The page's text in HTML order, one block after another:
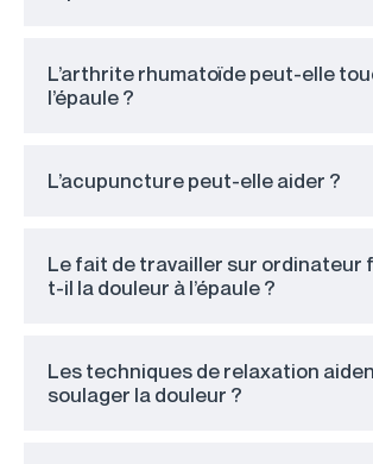
L’arthrite rhumatoïde peut-elle
l’épaule ?
L’acupuncture peut-elle aider ?
Le fait de travailler sur ordinateur
t-il la douleur à l’épaule ?
Les techniques de relaxation
soulager la douleur ?